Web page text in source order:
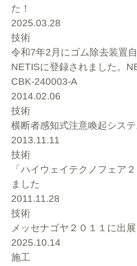
た！
2025.03.28
技術
令和7年2月にゴム除去装置
NETISに登録されました。
CBK-240003-A
2014.02.06
技術
横断者感知式注意喚起シス
2013.11.11
技術
「ハイウェイテクノフェア
ました
2011.11.28
技術
メッセナゴヤ２０１１に出展
2025.10.14
施工